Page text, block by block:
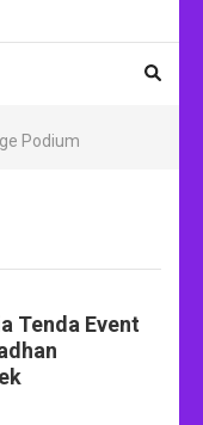
Podium
Tenda Event